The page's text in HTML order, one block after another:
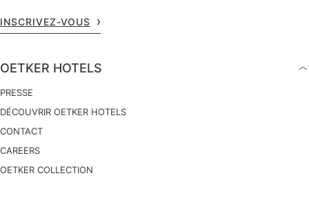
INSCRIVEZ-VOUS
OETKER HOTELS
PRESSE
DÉCOUVRIR OETKER HOTELS
CONTACT
CAREERS
OETKER COLLECTION